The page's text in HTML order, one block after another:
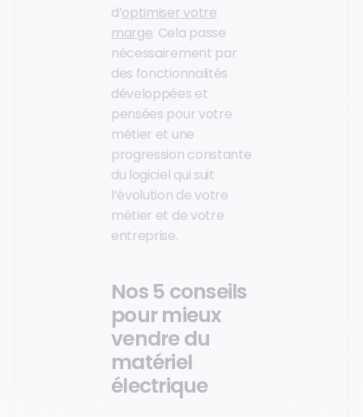
d’optimiser votre
marge. Cela passe
nécessairement par
des fonctionnalités
développées et
pensées pour votre
métier et une
progression constante
du logiciel qui suit
l’évolution de votre
métier et de votre
entreprise.
Nos 5 conseils
pour mieux
vendre du
matériel
électrique